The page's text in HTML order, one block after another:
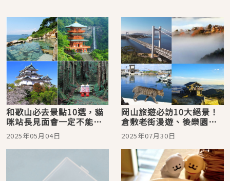
和歌山必去景點10選，貓
咪站長見面會一定不能錯
過！
2025年05月04日
岡山旅遊必訪10大絕景！
倉敷老街漫遊、後樂園賞
四季美景、湯原溫泉療癒
放鬆、真鍋島貓咪相伴—
讓晴天之國徹底療癒你的
身心
2025年07月30日